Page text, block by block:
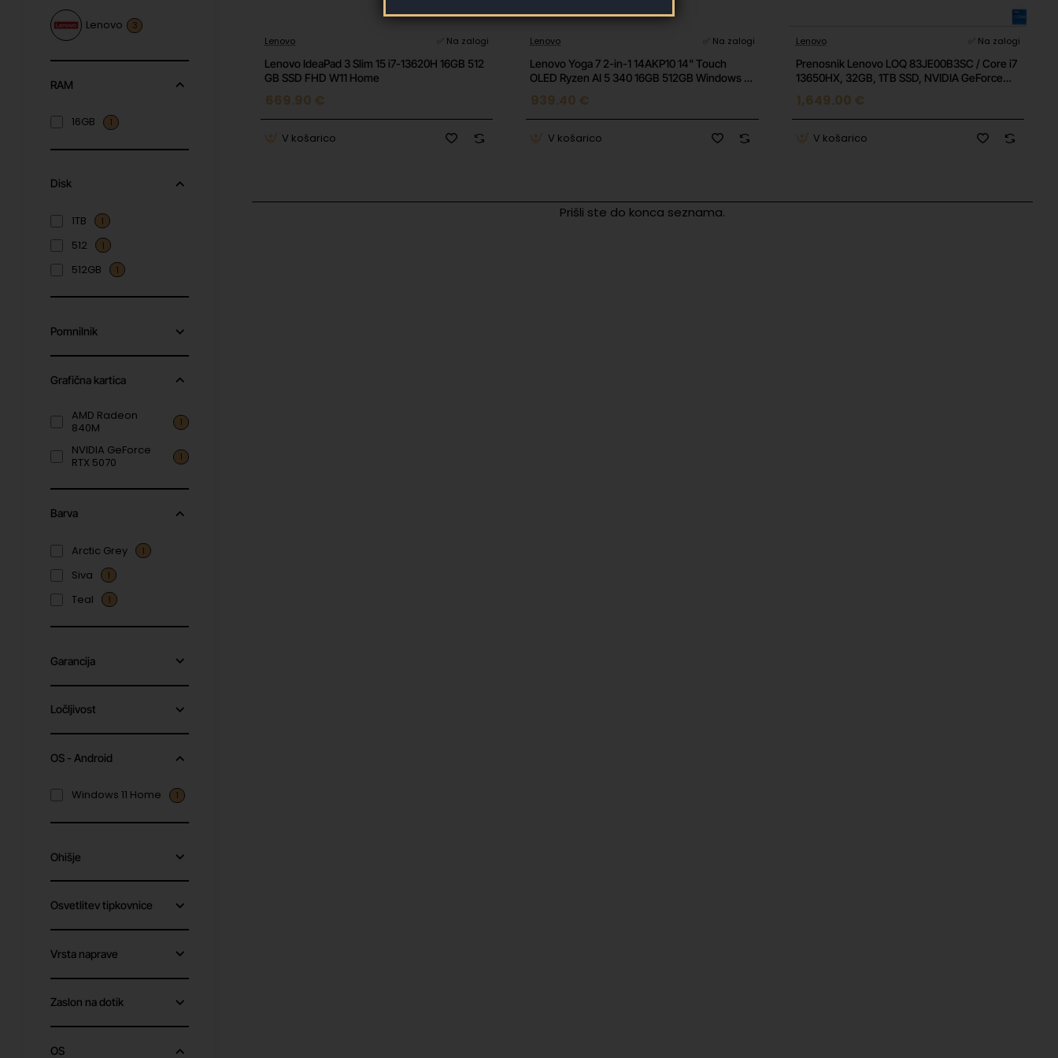
Lenovo 3
RAM
16GB 1
Disk
1TB 1
512 1
512GB 1
Pomnilnik
Grafična kartica
AMD Radeon
840M
1
NVIDIA GeForce
RTX 5070
1
Barva
Arctic Grey 1
Siva 1
Teal 1
Garancija
Ločljivost
OS - Android
Windows 11 Home 1
Ohišje
Osvetlitev tipkovnice
Vrsta naprave
Zaslon na dotik
OS
-4%
Lenovo ✅ Na zalogi
Lenovo IdeaPad 3 Slim 15 i7-13620H 16GB 512
GB SSD FHD W11 Home
669.90 €
V košarico
-6%
Lenovo ✅ Na zalogi
Lenovo Yoga 7 2-in-1 14AKP10 14" Touch
OLED Ryzen AI 5 340 16GB 512GB Windows 11
939.40 €
V košarico
-10%
Lenovo ✅ Na zalogi
Prenosnik Lenovo LOQ 83JE00B3SC / Core i7
13650HX, 32GB, 1TB SSD, NVIDIA GeForce
Home
1,649.00 €
V košarico
Prišli ste do konca seznama.